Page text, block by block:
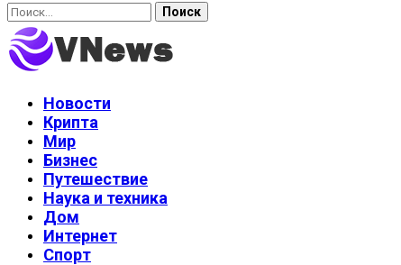
Найти:
Новости
Крипта
Мир
Бизнес
Путешествие
Наука и техника
Дом
Интернет
Спорт